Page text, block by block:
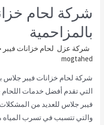
شركة لحام
بالمزاحمية
شركة عزل لحام خزانات فيبر
mogtahed
شركة لحام خزانات فيبر جلاس
التي تقدم أفضل خدمات اللحام
فيبر جلاس للعديد من
والتي تتسبب في تسرب المياه